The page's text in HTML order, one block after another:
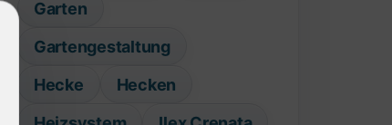
Garten
Gartengestaltung
Hecke
Hecken